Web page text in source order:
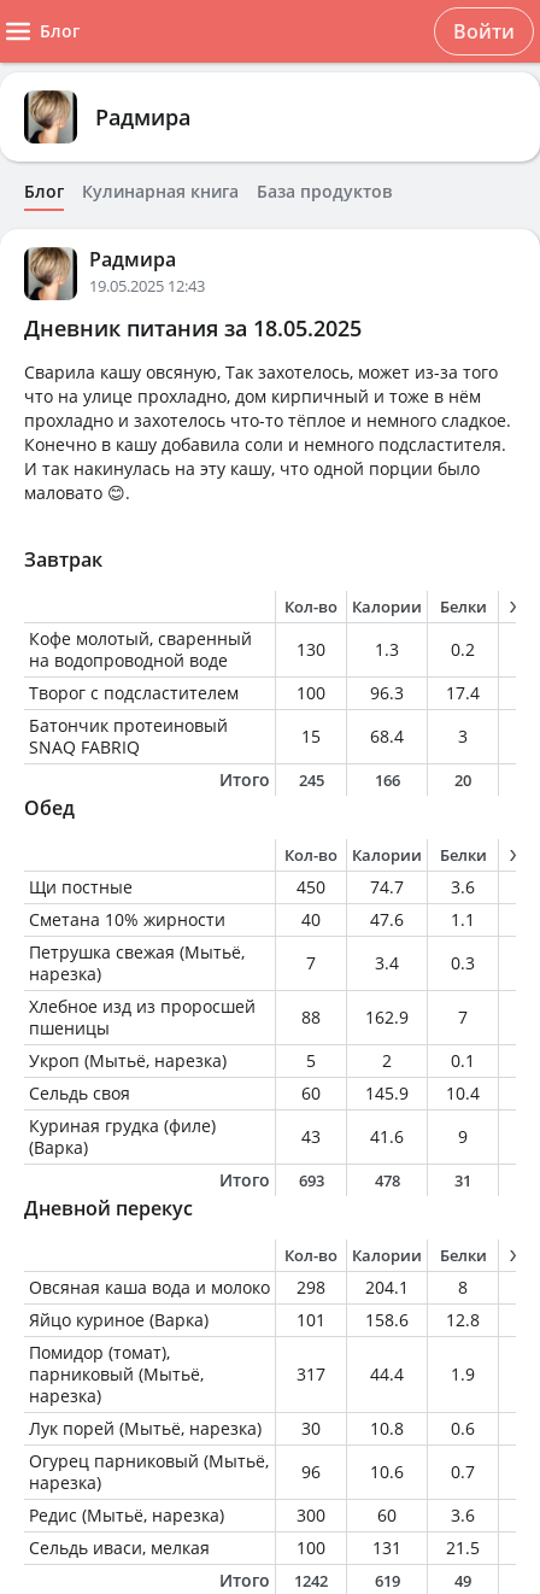
Блог Войти
Радмира
Блог Кулинарная книга База продуктов
Радмира
19.05.2025 12:43
Дневник питания за 18.05.2025
Сварила кашу овсяную, Так захотелось, может из-за того
что на улице прохладно, дом кирпичный и тоже в нём
прохладно и захотелось что-то тёплое и немного сладкое.
Конечно в кашу добавила соли и немного подсластителя.
И так накинулась на эту кашу, что одной порции было
маловато 😊.
Завтрак
Кол-во Калории Белки
Кофе молотый, сваренный
на водопроводной воде
130 1.3 0.2
Творог с подсластителем
100 96.3 17.4
Батончик протеиновый
SNAQ FABRIQ
15 68.4 3
Итого
245 166 20
Обед
Кол-во Калории Белки
Щи постные 450 74.7 3.6
Сметана 10% жирности
40 47.6 1.1
Петрушка свежая (Мытьё,
нарезка)
7 3.4 0.3
Хлебное изд из проросшей
пшеницы
88 162.9 7
Укроп (Мытьё, нарезка)
5 2 0.1
Сельдь своя
60 145.9 10.4
Куриная грудка (филе)
(Варка)
43 41.6 9
Итого
693 478 31
Дневной перекус
Кол-во Калории Белки
Овсяная каша вода и молоко 298 204.1 8
Яйцо куриное (Варка)
101 158.6 12.8
Помидор (томат),
парниковый (Мытьё,
нарезка)
317 44.4 1.9
Лук порей (Мытьё, нарезка) 30 10.8 0.6
Огурец парниковый (Мытьё,
нарезка)
96 10.6 0.7
Редис (Мытьё, нарезка)
300 60 3.6
Сельдь иваси, мелкая
100 131 21.5
Итого
1242 619 49